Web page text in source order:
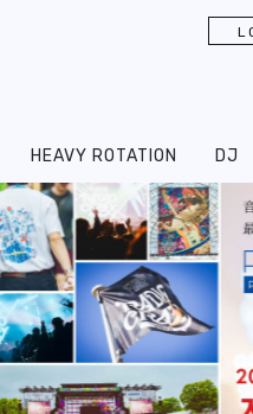
HEAVY ROTATION DJ